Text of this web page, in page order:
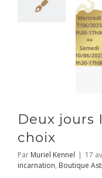
Deux jours
choix
Par Muriel Kennel | 17
incarnation, Boutique